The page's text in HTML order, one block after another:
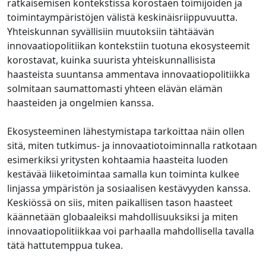
ratkaisemisen kontekstissa korostaen toimijoiden ja
toimintaympäristöjen välistä keskinäisriippuvuutta.
Yhteiskunnan syvällisiin muutoksiin tähtäävän
innovaatiopolitiikan kontekstiin tuotuna ekosysteemit
korostavat, kuinka suurista yhteiskunnallisista
haasteista suuntansa ammentava innovaatiopolitiikka
solmitaan saumattomasti yhteen elävän elämän
haasteiden ja ongelmien kanssa.
Ekosysteeminen lähestymistapa tarkoittaa näin ollen
sitä, miten tutkimus- ja innovaatiotoiminnalla ratkotaan
esimerkiksi yritysten kohtaamia haasteita luoden
kestävää liiketoimintaa samalla kun toiminta kulkee
linjassa ympäristön ja sosiaalisen kestävyyden kanssa.
Keskiössä on siis, miten paikallisen tason haasteet
käännetään globaaleiksi mahdollisuuksiksi ja miten
innovaatiopolitiikkaa voi parhaalla mahdollisella tavalla
tätä hattutemppua tukea.